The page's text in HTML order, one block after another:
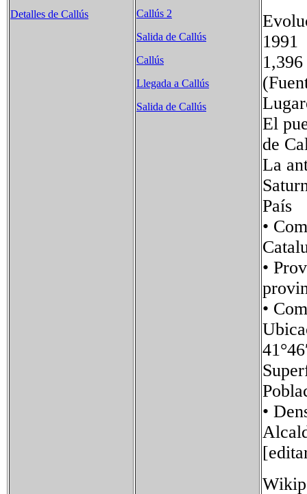
Detalles de Callús
Callús 2
Salida de Callús
Callús
Llegada a Callús
Salida de Callús
El
de
La
País
•
•
•
•